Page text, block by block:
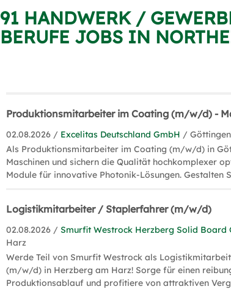
91 HANDWERK /
BERUFE JOBS IN
Produktionsmitarbeiter im Coating (m/w/d) -
02.08.2026 / Excelitas Deutschland GmbH / Göttingen
Als Produktionsmitarbeiter im Coating (m/w/d) in
Maschinen und sichern die Qualität hochkomplexer
Module für innovative Photonik-Lösungen. Gestalten
Logistikmitarbeiter / Staplerfahrer (m/w/d)
02.08.2026 /Smurfit Westrock Herzberg Solid Board
Harz
Werde Teil von Smurfit Westrock als
(m/w/d) in Herzberg am Harz! Sorge für einen
Produktionsablauf und profitiere von attraktiven